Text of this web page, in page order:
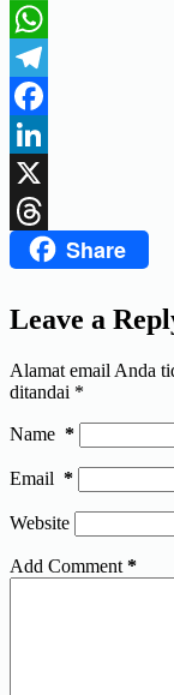
WhatsApp
Telegram
Facebook
LinkedIn
X
ThreadsShare
Leave a
Alamat email Anda
ditandai *
Name *
Email *
Website
Add Comment *